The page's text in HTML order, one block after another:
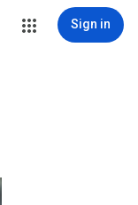
Sign in